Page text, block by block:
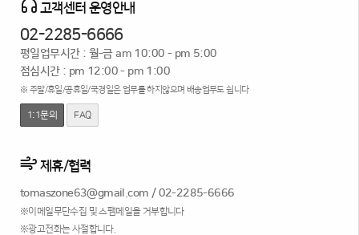
고객센터 운영안내
02-2285-6666
평일업무시간 : 월-금 am 10:00 - pm 5:00
점심시간 : pm 12:00 - pm 1:00
※ 주말/휴일/공휴일/국경일은 업무를 하지않으며 배송업무도 쉽니다
1:1문의 FAQ
제휴/협력
tomaszone63@gmail.com /02-2285-6666
※이메일무단수집 및 스팸메일을 거부합니다
※광고전화는 사절합니다.